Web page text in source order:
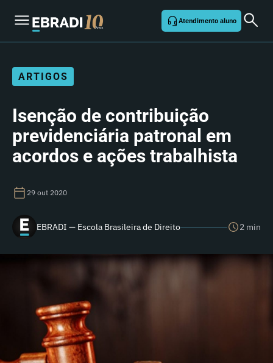
Atendimento aluno
ARTIGOS
Isenção de contribuição
previdenciária patronal em
acordos e ações trabalhista
29 out 2020
EBRADI — Escola Brasileira de Direito 2 min